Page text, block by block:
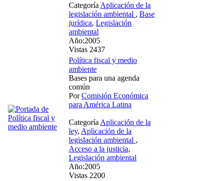
Categoría Aplicación de la
legislación ambiental , Base
jurídica, Legislación
ambiental
Año:2005
Vistas 2437
Política fiscal y medio
ambiente
Bases para una agenda
común
PorComisión Económica
para América Latina
Categoría Aplicación de la
ley, Aplicación de la
legislación ambiental ,
Acceso a la justicia,
Legislación ambiental
Año:2005
Vistas 2200